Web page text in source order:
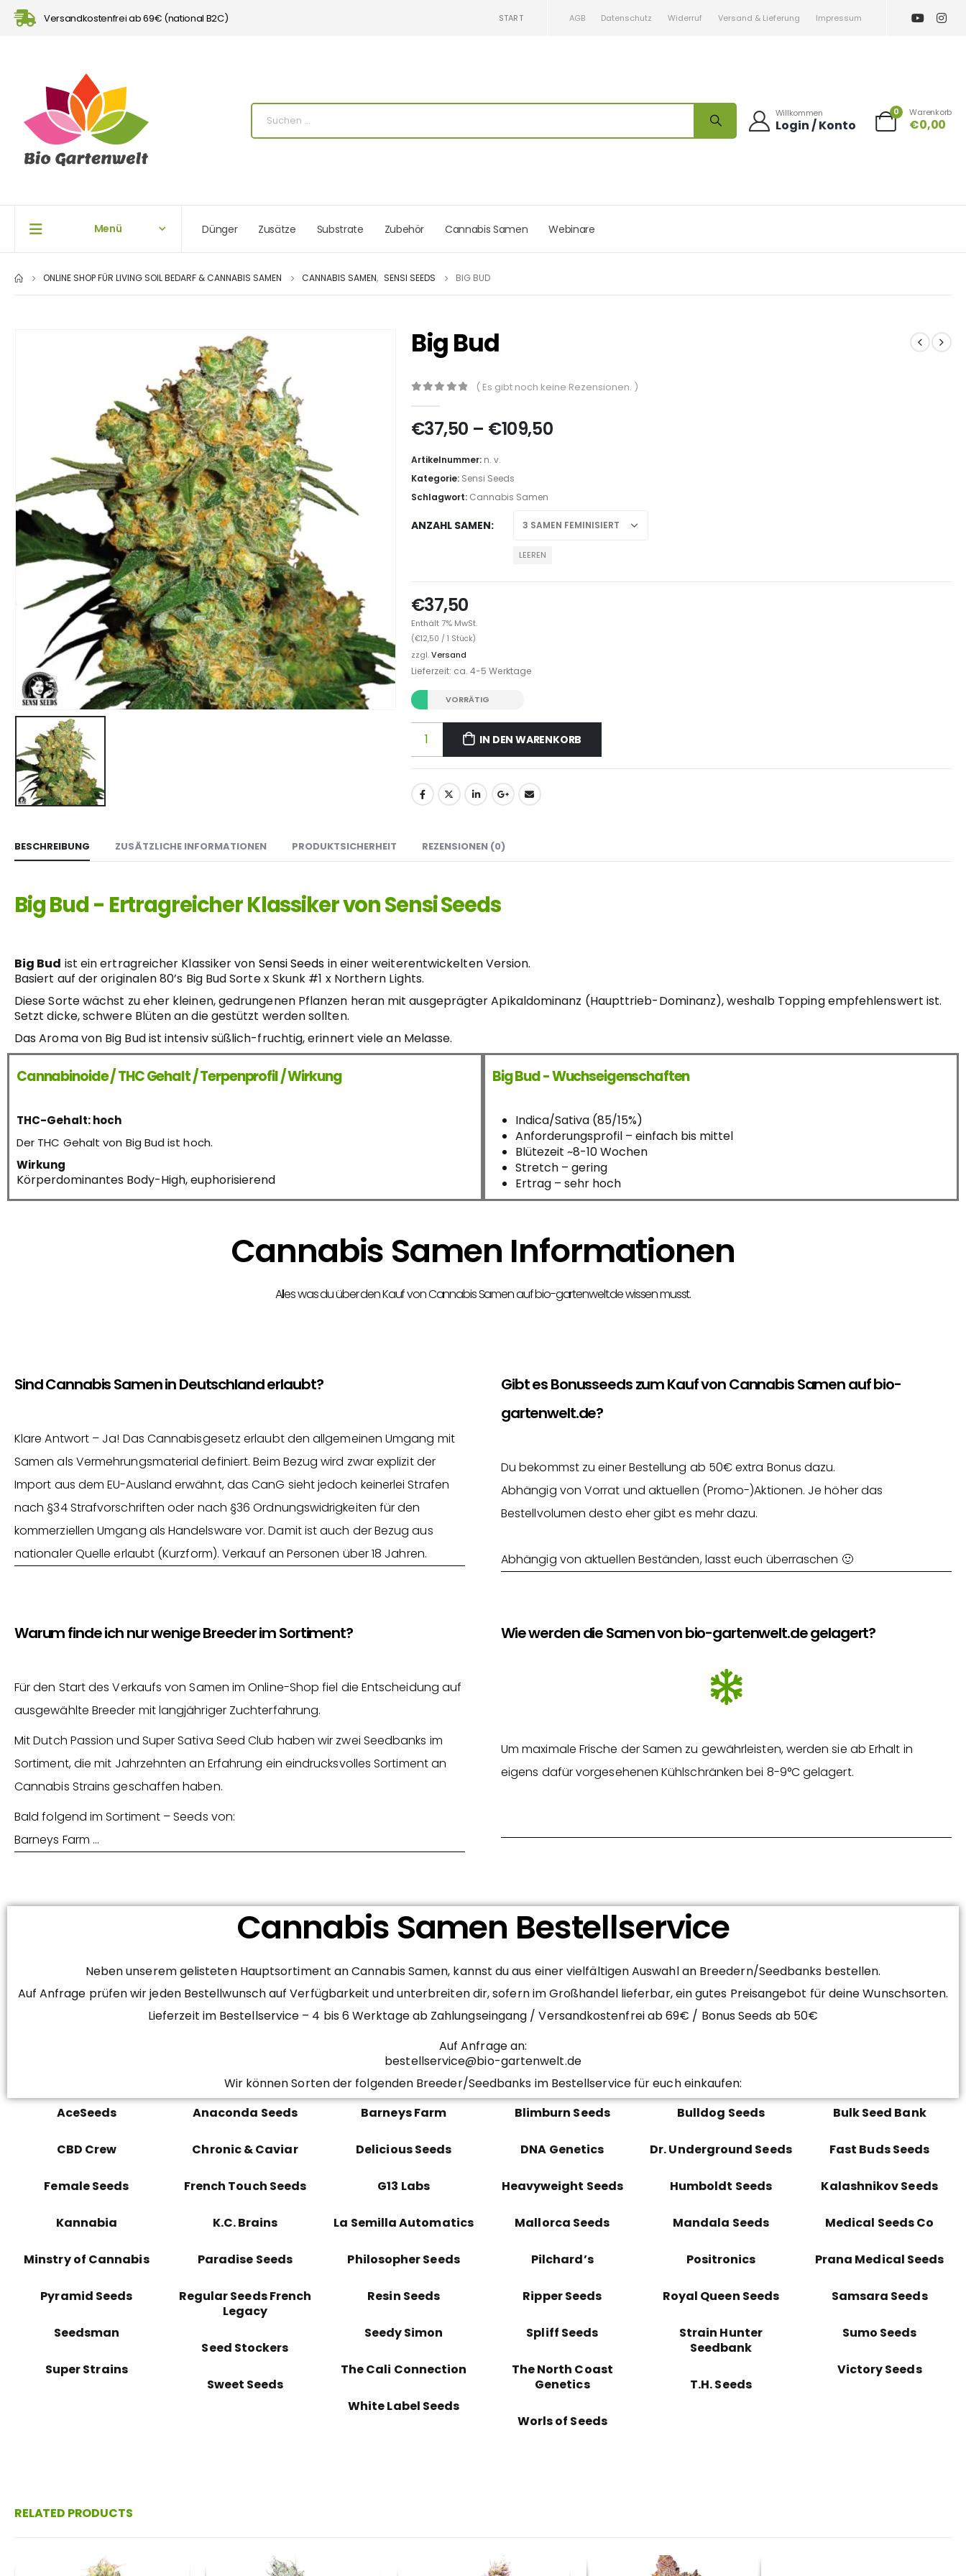
Versandkostenfrei ab 69€ (national B2C) START AGB Datenschutz Widerruf Versand & Lieferung Impressum
Willkommen
Login / Konto
0 Warenkorb
€0,00
Menü Dünger Zusätze Substrate Zubehör Cannabis Samen Webinare
ONLINE SHOP FÜR LIVING SOIL BEDARF & CANNABIS SAMEN CANNABIS SAMEN, SENSI SEEDS BIG BUD
Big Bud
( Es gibt noch keine Rezensionen. )
€37,50 – €109,50
Artikelnummer: n. v.
Kategorie: Sensi Seeds
Schlagwort: Cannabis Samen
ANZAHL SAMEN
LEEREN
€37,50
Enthält 7% MwSt.
(€12,50 / 1 Stück)
zzgl.Versand
Lieferzeit: ca. 4-5 Werktage
VORRÄTIG
IN DEN WARENKORB
BESCHREIBUNG ZUSÄTZLICHE INFORMATIONEN PRODUKTSICHERHEIT REZENSIONEN (0)
Big Bud - Ertragreicher Klassiker von Sensi Seeds
Big Bud ist ein ertragreicher Klassiker von Sensi Seeds in einer weiterentwickelten Version.
Basiert auf der originalen 80’s Big Bud Sorte x Skunk #1 x Northern Lights.
Diese Sorte wächst zu eher kleinen, gedrungenen Pflanzen heran mit ausgeprägter Apikaldominanz (Haupttrieb-Dominanz), weshalb Topping empfehlenswert ist.
Setzt dicke, schwere Blüten an die gestützt werden sollten.
Das Aroma von Big Bud ist intensiv süßlich-fruchtig, erinnert viele an Melasse.
Cannabinoide / THC Gehalt / Terpenprofil / Wirkung
THC-Gehalt: hoch
Der THC Gehalt von Big Bud ist hoch.
Wirkung
Körperdominantes Body-High, euphorisierend
Big Bud - Wuchseigenschaften
Indica/Sativa (85/15%)
Anforderungsprofil – einfach bis mittel
Blütezeit ~8-10 Wochen
Stretch – gering
Ertrag – sehr hoch
Cannabis Samen Informationen
Alles was du über den Kauf von Cannabis Samen auf bio-gartenwelt.de wissen musst.
Sind Cannabis Samen in Deutschland erlaubt?
Klare Antwort – Ja! Das Cannabisgesetz erlaubt den allgemeinen Umgang mit
Samen als Vermehrungsmaterial definiert. Beim Bezug wird zwar explizit der
Import aus dem EU-Ausland erwähnt, das CanG sieht jedoch keinerlei Strafen
nach §34 Strafvorschriften oder nach §36 Ordnungswidrigkeiten für den
kommerziellen Umgang als Handelsware vor. Damit ist auch der Bezug aus
nationaler Quelle erlaubt (Kurzform). Verkauf an Personen über 18 Jahren.
Gibt es Bonusseeds zum Kauf von Cannabis Samen auf bio-
gartenwelt.de?
Du bekommst zu einer Bestellung ab 50€ extra Bonus dazu.
Abhängig von Vorrat und aktuellen (Promo-)Aktionen. Je höher das
Bestellvolumen desto eher gibt es mehr dazu.
Abhängig von aktuellen Beständen, lasst euch überraschen 🙂
Warum finde ich nur wenige Breeder im Sortiment?
Für den Start des Verkaufs von Samen im Online-Shop fiel die Entscheidung auf
ausgewählte Breeder mit langjähriger Zuchterfahrung.
Mit Dutch Passion und Super Sativa Seed Club haben wir zwei Seedbanks im
Sortiment, die mit Jahrzehnten an Erfahrung ein eindrucksvolles Sortiment an
Cannabis Strains geschaffen haben.
Bald folgend im Sortiment – Seeds von:
Barneys Farm …
Wie werden die Samen von bio-gartenwelt.de gelagert?
Um maximale Frische der Samen zu gewährleisten, werden sie ab Erhalt in
eigens dafür vorgesehenen Kühlschränken bei 8-9°C gelagert.
Cannabis Samen Bestellservice
Neben unserem gelisteten Hauptsortiment an Cannabis Samen, kannst du aus einer vielfältigen Auswahl an Breedern/Seedbanks bestellen.
Auf Anfrage prüfen wir jeden Bestellwunsch auf Verfügbarkeit und unterbreiten dir, sofern im Großhandel lieferbar, ein gutes Preisangebot für deine Wunschsorten.
Lieferzeit im Bestellservice – 4 bis 6 Werktage ab Zahlungseingang / Versandkostenfrei ab 69€ / Bonus Seeds ab 50€
Auf Anfrage an:
bestellservice@bio-gartenwelt.de
Wir können Sorten der folgenden Breeder/Seedbanks im Bestellservice für euch einkaufen:
AceSeeds
CBD Crew
Female Seeds
Kannabia
Minstry of Cannabis
Pyramid Seeds
Seedsman
Super Strains
Anaconda Seeds
Chronic & Caviar
French Touch Seeds
K.C. Brains
Paradise Seeds
Regular Seeds French
Legacy
Seed Stockers
Sweet Seeds
Barneys Farm
Delicious Seeds
G13 Labs
La Semilla Automatics
Philosopher Seeds
Resin Seeds
Seedy Simon
The Cali Connection
White Label Seeds
Blimburn Seeds
DNA Genetics
Heavyweight Seeds
Mallorca Seeds
Pilchard’s
Ripper Seeds
Spliff Seeds
The North Coast
Genetics
Worls of Seeds
Bulldog Seeds
Dr. Underground Seeds
Humboldt Seeds
Mandala Seeds
Positronics
Royal Queen Seeds
Strain Hunter
Seedbank
T.H. Seeds
Bulk Seed Bank
Fast Buds Seeds
Kalashnikov Seeds
Medical Seeds Co
Prana Medical Seeds
Samsara Seeds
Sumo Seeds
Victory Seeds
RELATED PRODUCTS